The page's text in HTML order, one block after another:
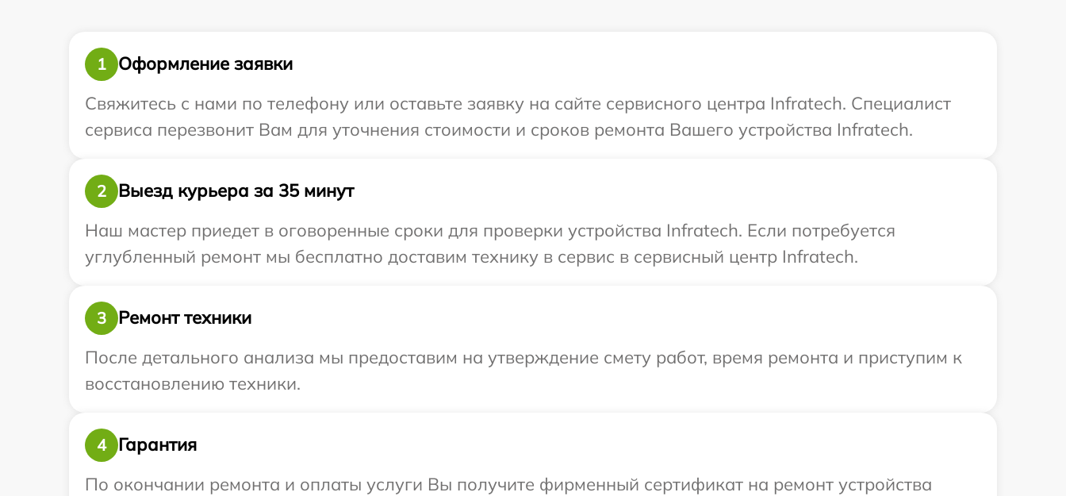
1
Оформление заявки
Свяжитесь с нами по телефону или оставьте заявку на сайте сервисного центра Infratech. Специалист
сервиса перезвонит Вам для уточнения стоимости и сроков ремонта Вашего устройства Infratech.
2
Выезд курьера за 35 минут
Наш мастер приедет в оговоренные сроки для проверки устройства Infratech. Если потребуется
углубленный ремонт мы бесплатно доставим технику в сервис в сервисный центр Infratech.
3
Ремонт техники
После детального анализа мы предоставим на утверждение смету работ, время ремонта и приступим к
восстановлению техники.
4
Гарантия
По окончании ремонта и оплаты услуги Вы получите фирменный сертификат на ремонт устройства